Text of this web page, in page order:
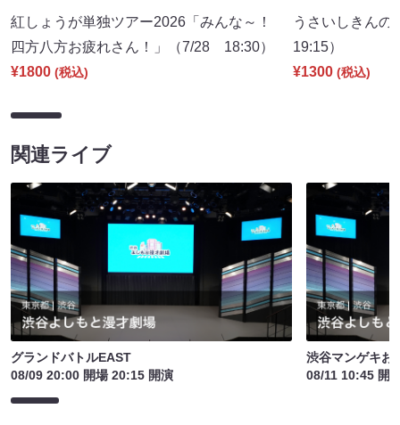
紅しょうが単独ツアー2026「みんな～！
四方八方お疲れさん！」（7/28 18:30）
¥1800 (税込)
うさいしきん
19:15）
¥1300 (税込)
関連ライブ
グランドバトルEAST
08/09 20:00 開場 20:15 開演
渋谷マンゲキ
08/11 10:45 開